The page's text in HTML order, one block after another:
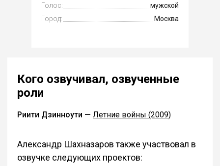
Голос:
мужской
Город:
Москва
Кого озвучивал, озвученные
роли
Риити Дзинноути — Летние войны (2009)
Александр Шахназаров также участвовал в
озвучке следующих проектов: